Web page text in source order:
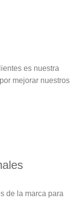
es nuestra
mejorar nuestros
de la marca para